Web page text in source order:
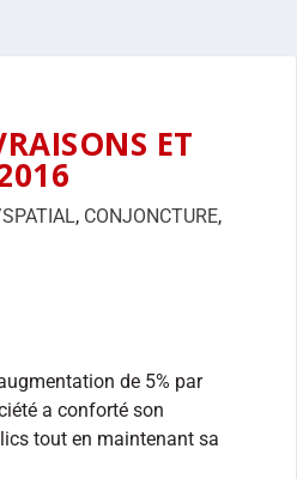
ET
, CONJONCTURE,
de 5% par
a conforté son
tout en maintenant sa